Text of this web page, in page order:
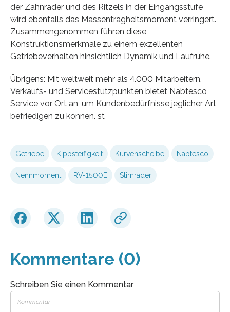
der Zahnräder und des Ritzels in der Eingangsstufe
wird ebenfalls das Massenträgheitsmoment verringert.
Zusammengenommen führen diese
Konstruktionsmerkmale zu einem exzellenten
Getriebeverhalten hinsichtlich Dynamik und Laufruhe.
Übrigens: Mit weltweit mehr als 4.000 Mitarbeitern,
Verkaufs- und Servicestützpunkten bietet Nabtesco
Service vor Ort an, um Kundenbedürfnisse jeglicher Art
befriedigen zu können. st
Getriebe Kippsteifigkeit Kurvenscheibe Nabtesco
Nennmoment RV-1500E Stirnräder
Kommentare (0)
Schreiben Sie einen Kommentar